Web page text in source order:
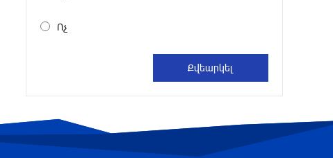
Оппозиция Грузии отказалась от
мандатов и получила обратный
эффект: Нарек Карапетян
Российская теннисистка Алина Чараева
будет представлять Армению
Ոչ